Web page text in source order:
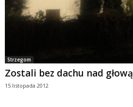
Strzegom
Zostali bez dachu nad głową
15 listopada 2012